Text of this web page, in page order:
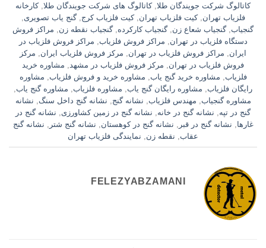
کاتالوگ شرکت جویندگان طلا ,کاتالوگ های شرکت جویندگان طلا ,کارخانه
فلزیاب تهران ,کیت فلزیاب تهران ,کیت فلزیاب کرج ,گنج یاب تصویری
گنجیاب ,گنجیاب شعاع زن ,گنجیاب کارکرده ,گنجیاب نقطه زن
مراکز فروش
دستگاه فلزیاب در تهران
مراکز فروش فلزیاب مراکز فروش فلزیاب در
ایران
مراکز فروش فلزیاب در تهران مرکز فروش فلزیاب ایران
مرکز
فروش فلزیاب در تهران
مرکز فروش فلزیاب در مشهد
مشاوره خرید
فلزیاب مشاوره خرید گنج یاب مشاوره خرید و فروش فلزیاب مشاوره
رایگان فلزیاب مشاوره رایگان گنج یاب مشاوره فلزیاب مشاوره گنج یاب
مشاوره گنجیاب مهندس فلزیاب نشانه گنج نشانه گنج داخل سنگ
نشانه
گنج در تپه
نشانه گنج در خانه نشانه گنج در زمین کشاورزی
نشانه گنج در
غارها
نشانه گنج در قبر نشانه گنج در کوهستان نشانه گنج شتر
نشانه گنج
عقاب نقطه زن نمایندگی فلزیاب تهران
FELEZYABZAMANI